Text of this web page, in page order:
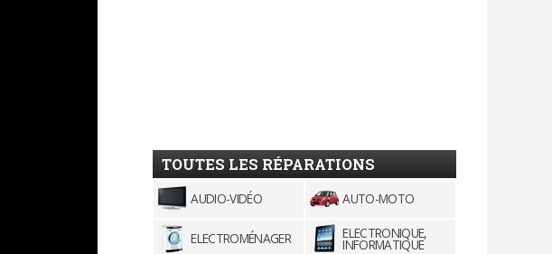
TOUTES LES RÉPARATIONS
AUDIO-VIDÉO AUTO-MOTO
ELECTROMÉNAGER ELECTRONIQUE,
INFORMATIQUE